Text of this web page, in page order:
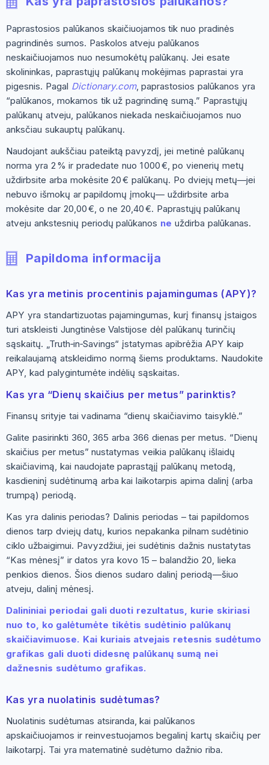
Paprastosios palūkanos skaičiuojamos tik nuo pradinės
pagrindinės sumos. Paskolos atveju palūkanos
neskaičiuojamos nuo nesumokėtų palūkanų. Jei esate
skolininkas, paprastųjų palūkanų mokėjimas paprastai yra
pigesnis. Pagal Dictionary.com, paprastosios palūkanos yra
“palūkanos, mokamos tik už pagrindinę sumą.” Paprastųjų
palūkanų atveju, palūkanos niekada neskaičiuojamos nuo
anksčiau sukauptų palūkanų.
Naudojant aukščiau pateiktą pavyzdį, jei metinė palūkanų
norma yra 2 % ir pradedate nuo 1 000 €, po vienerių metų
uždirbsite arba mokėsite 20 € palūkanų. Po dviejų metų—jei
nebuvo išmokų ar papildomų įmokų— uždirbsite arba
mokėsite dar 20,00 €, o ne 20,40 €. Paprastųjų palūkanų
atveju ankstesnių periodų palūkanos ne uždirba palūkanas.
Papildoma informacija
Kas yra metinis procentinis pajamingumas (APY)?
APY yra standartizuotas pajamingumas, kurį finansų įstaigos
turi atskleisti Jungtinėse Valstijose dėl palūkanų turinčių
sąskaitų. „Truth‑in‑Savings“ įstatymas apibrėžia APY kaip
reikalaujamą atskleidimo normą šiems produktams. Naudokite
APY, kad palygintumėte indėlių sąskaitas.
Kas yra “Dienų skaičius per metus” parinktis?
Finansų srityje tai vadinama “dienų skaičiavimo taisyklė.”
Galite pasirinkti 360, 365 arba 366 dienas per metus. “Dienų
skaičius per metus” nustatymas veikia palūkanų išlaidų
skaičiavimą, kai naudojate paprastąjį palūkanų metodą,
kasdieninį sudėtinumą arba kai laikotarpis apima dalinį (arba
trumpą) periodą.
Kas yra dalinis periodas? Dalinis periodas – tai papildomos
dienos tarp dviejų datų, kurios nepakanka pilnam sudėtinio
ciklo užbaigimui. Pavyzdžiui, jei sudėtinis dažnis nustatytas
“Kas mėnesį” ir datos yra kovo 15 – balandžio 20, lieka
penkios dienos. Šios dienos sudaro dalinį periodą—šiuo
atveju, dalinį mėnesį.
Dalininiai periodai gali duoti rezultatus, kurie skiriasi
nuo to, ko galėtumėte tikėtis sudėtinio palūkanų
skaičiavimuose. Kai kuriais atvejais retesnis sudėtumo
grafikas gali duoti didesnę palūkanų sumą nei
dažnesnis sudėtumo grafikas.
Kas yra nuolatinis sudėtumas?
Nuolatinis sudėtumas atsiranda, kai palūkanos
apskaičiuojamos ir reinvestuojamos begalinį kartų skaičių per
laikotarpį. Tai yra matematinė sudėtumo dažnio riba.